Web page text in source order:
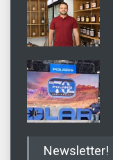
Newsletter!